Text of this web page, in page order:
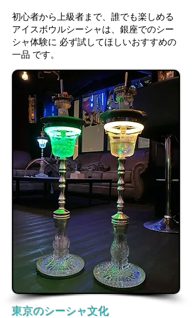
初心者から上級者まで、誰でも楽しめる
アイスボウルシーシャは、銀座でのシー
シャ体験に 必ず試してほしいおすすめの
一品 です。
東京のシーシャ文化